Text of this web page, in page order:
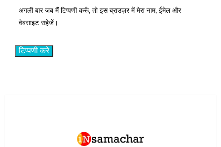
अगली बार जब मैं टिप्पणी करूँ, तो इस ब्राउज़र में मेरा नाम, ईमेल और
वेबसाइट सहेजें।